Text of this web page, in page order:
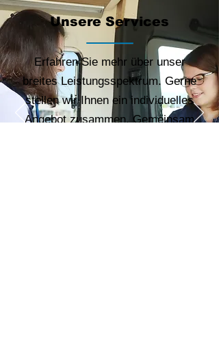
Unsere Services
Erfahren Sie mehr über unser
breites Leistungsspektrum. Gerne
stellen wir Ihnen ein individuelles
Angebot zusammen. Gemeinsam